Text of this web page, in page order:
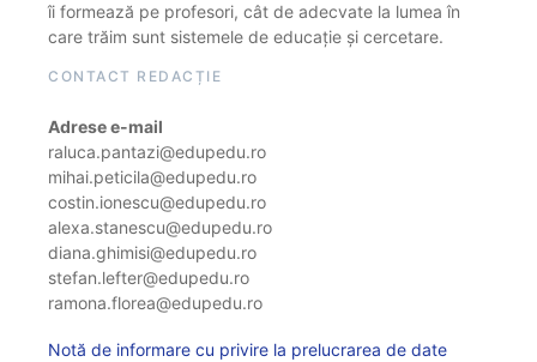
îi formează pe profesori, cât de adecvate la lumea în
care trăim sunt sistemele de educație și cercetare.
CONTACT REDACȚIE
Adrese e-mail
raluca.pantazi@edupedu.ro
mihai.peticila@edupedu.ro
costin.ionescu@edupedu.ro
alexa.stanescu@edupedu.ro
diana.ghimisi@edupedu.ro
stefan.lefter@edupedu.ro
ramona.florea@edupedu.ro
Notă de informare cu privire la prelucrarea de date